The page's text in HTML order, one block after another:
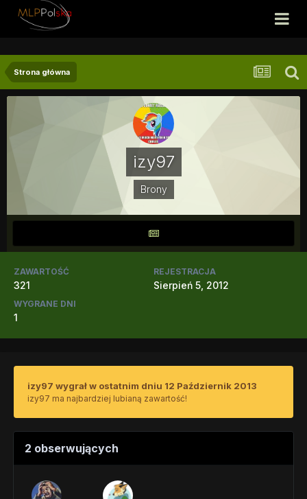
Strona główna
izy97
Brony
ZAWARTOŚĆ
321
REJESTRACJA
Sierpień 5, 2012
WYGRANE DNI
1
izy97 wygrał w ostatnim dniu 12 Październik 2013
izy97 ma najbardziej lubianą zawartość!
2 obserwujących